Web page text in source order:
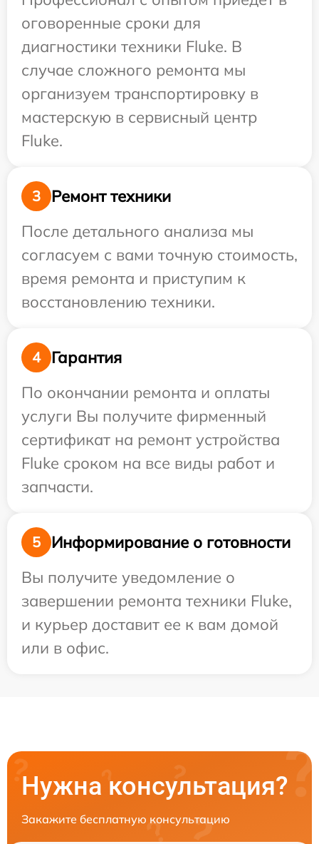
оговоренные сроки для
диагностики техники Fluke. В
случае сложного ремонта мы
организуем транспортировку в
мастерскую в сервисный центр
Fluke.
3
Ремонт техники
После детального анализа мы
согласуем с вами точную стоимость,
время ремонта и приступим к
восстановлению техники.
4
Гарантия
По окончании ремонта и оплаты
услуги Вы получите фирменный
сертификат на ремонт устройства
Fluke сроком на все виды работ и
запчасти.
5
Информирование о готовности
Вы получите уведомление о
завершении ремонта техники Fluke,
и курьер доставит ее к вам домой
или в офис.
Нужна консультация?
Закажите бесплатную консультацию